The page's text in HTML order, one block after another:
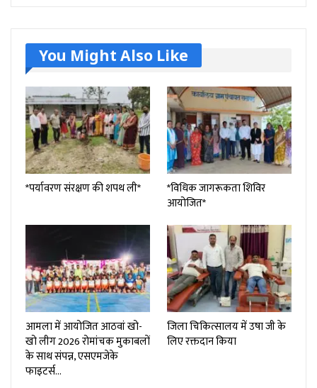
You Might Also Like
*पर्यावरण संरक्षण की शपथ ली*
*विधिक जागरूकता शिविर
आयोजित*
आमला में आयोजित आठवां खो-
खो लीग 2026 रोमांचक मुकाबलों
के साथ संपन्न, एसएमजेके
फाइटर्स…
जिला चिकित्सालय में उषा जी के
लिए रक्तदान किया